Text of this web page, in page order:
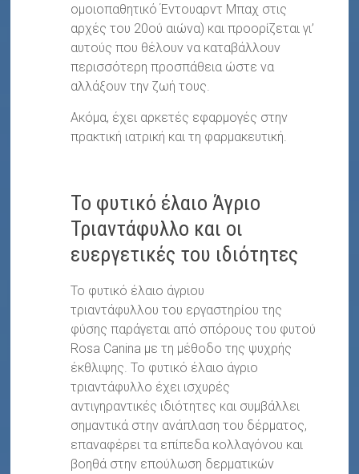
ομοιοπαθητικό Έντουαρντ Μπαχ στις
αρχές του 20ού αιώνα) και προορίζεται γι’
αυτούς που θέλουν να καταβάλλουν
περισσότερη προσπάθεια ώστε να
αλλάξουν την ζωή τους.
Ακόμα, έχει αρκετές εφαρμογές στην
πρακτική ιατρική και τη φαρμακευτική.
Το φυτικό έλαιο Άγριο
Τριαντάφυλλο και οι
ευεργετικές του ιδιότητες
Το φυτικό έλαιο άγριου
τριαντάφυλλου του εργαστηρίου της
φύσης παράγεται από σπόρους του φυτού
Rosa Canina με τη μέθοδο της ψυχρής
έκθλιψης. Το φυτικό έλαιο άγριο
τριαντάφυλλο έχει ισχυρές
αντιγηραντικές ιδιότητες και συμβάλλει
σημαντικά στην ανάπλαση του δέρματος,
επαναφέρει τα επίπεδα κολλαγόνου και
βοηθά στην επούλωση δερματικών